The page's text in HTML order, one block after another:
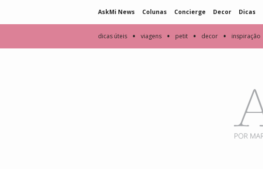
AskMi News Colunas Concierge Decor Dicas
dicas úteis • viagens • petit • decor • inspiração